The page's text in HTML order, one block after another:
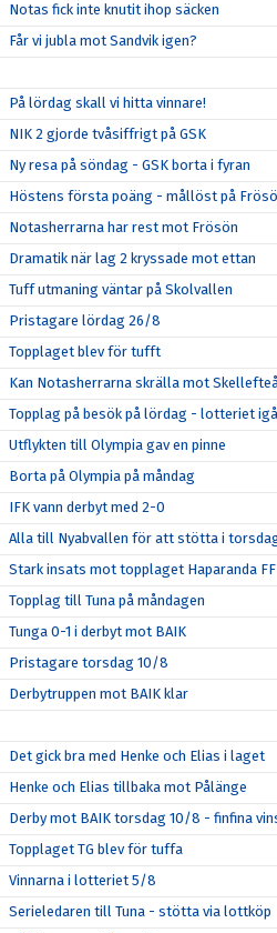
Notas fick inte knutit ihop säcken
Får vi jubla mot Sandvik igen?
På lördag skall vi hitta vinnare!
NIK 2 gjorde tvåsiffrigt på GSK
Ny resa på söndag - GSK borta i fyran
Höstens första poäng - mållöst på
Notasherrarna har rest mot Frösön
Dramatik när lag 2 kryssade mot ettan
Tuff utmaning väntar på Skolvallen
Pristagare lördag 26/8
Topplaget blev för tufft
Kan Notasherrarna skrälla mot
Topplag på besök på lördag - lotteriet
Utflykten till Olympia gav en pinne
Borta på Olympia på måndag
IFK vann derbyt med 2-0
Alla till Nyabvallen för att stötta i
Stark insats mot topplaget Haparanda FF
Topplag till Tuna på måndagen
Tunga 0-1 i derbyt mot BAIK
Pristagare torsdag 10/8
Derbytruppen mot BAIK klar
Det gick bra med Henke och Elias i laget
Henke och Elias tillbaka mot Pålänge
Derby mot BAIK torsdag 10/8 - finfina
Topplaget TG blev för tuffa
Vinnarna i lotteriet 5/8
Serieledaren till Tuna - stötta via lottköp